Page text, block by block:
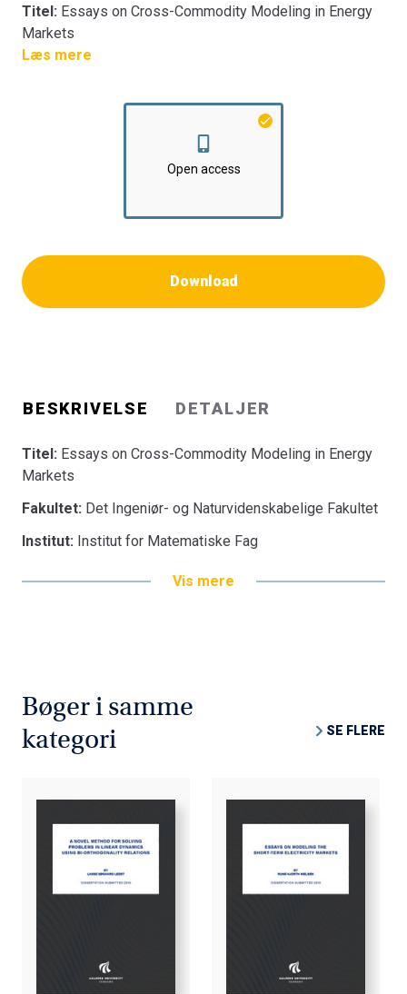
Titel: Essays on Cross-Commodity Modeling in Energy
Markets
Fakultet:Det Ingeniør- og Naturvidenskabelige Fakultet
Læs mere
Open access
Download
BESKRIVELSE DETALJER
Titel: Essays on Cross-Commodity Modeling in Energy
Markets
Fakultet: Det Ingeniør- og Naturvidenskabelige Fakultet
Institut: Institut for Matematiske Fag
Vis mere
Bøger i samme
kategori
SE FLERE